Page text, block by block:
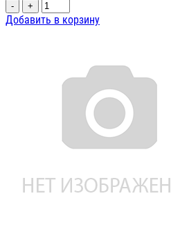
- +
Добавить в корзину